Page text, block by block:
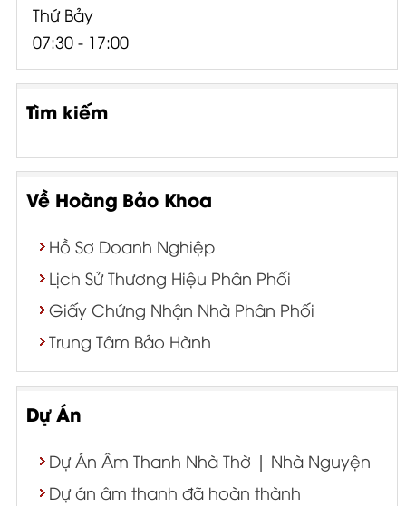
Thứ Bảy
07:30 - 17:00
Tìm kiếm
Về Hoàng Bảo Khoa
Hồ Sơ Doanh Nghiệp
Lịch Sử Thương Hiệu Phân Phối
Giấy Chứng Nhận Nhà Phân Phối
Trung Tâm Bảo Hành
Dự Án
Dự Án Âm Thanh Nhà Thờ | Nhà Nguyện
Dự án âm thanh đã hoàn thành